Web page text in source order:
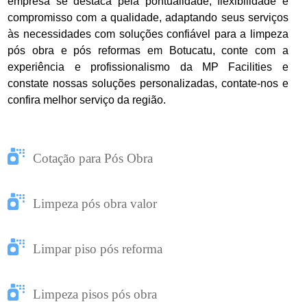
compromisso com a qualidade, adaptando seus serviços
às necessidades com soluções confiável para a limpeza
pós obra e pós reformas em Botucatu, conte com a
experiência e profissionalismo da MP Facilities e
constate nossas soluções personalizadas, contate-nos e
confira melhor serviço da região.
Cotação para Pós Obra
Limpeza pós obra valor
Limpar piso pós reforma
Limpeza pisos pós obra